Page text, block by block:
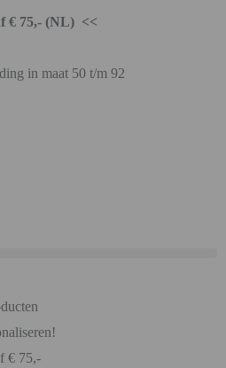
€ 75,- (NL) <<
in maat 50 t/m 92
€ 75,-